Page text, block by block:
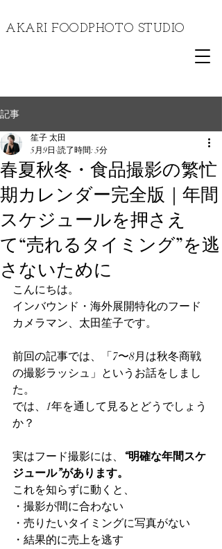
​AKARI FOODPHOTO STUDIO
記事
春夏秋冬・食品撮影の繁忙
期カレンダー完全版｜年間
スケジュールを押さえ
て“売れるタイミング”を逃
さないために
笙子 太田
5月9日 読了時間: 5分
こんにちは。
インバウンド・海外展開特化のフード
カメラマン、太田笙子です。
前回の記事では、「7〜8月は秋冬商戦
の撮影ラッシュ」というお話をしまし
た。
では、1年を通して見るとどうでしょう
か？
実はフード撮影には、 “明確な年間スケ
ジュール”があります。
これを知らずに動くと、
・撮影が間に合わない
・売りたいタイミングに写真がない
・結果的に売上を逃す